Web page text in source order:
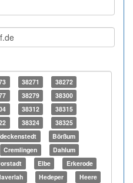
38271
38272
38279
38300
38312
38315
38324
38325
Börßum
Cremlingen
Dahlum
Elbe
Erkerode
Hedeper Heere